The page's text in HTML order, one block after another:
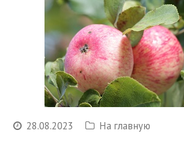
28.08.2023 На главную